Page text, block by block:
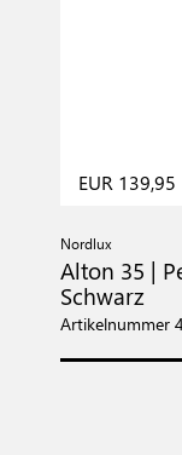
EUR 139,95
Nordlux
Alton 35 |
Schwarz
Artikelnummer